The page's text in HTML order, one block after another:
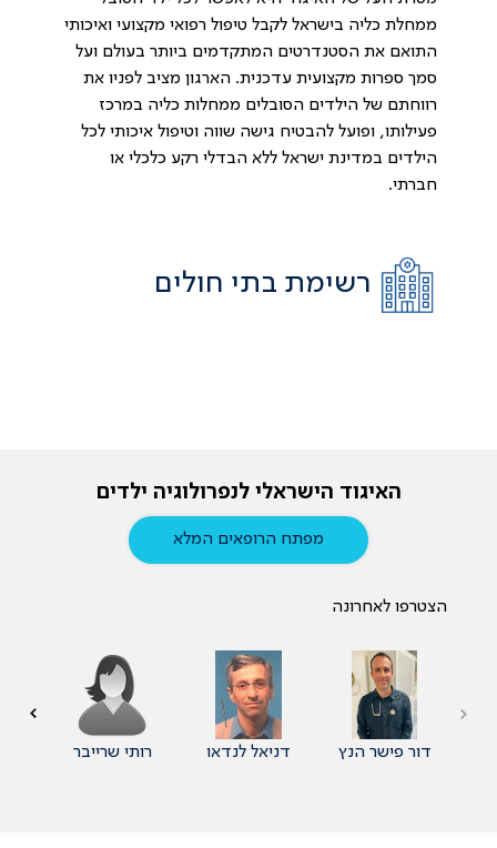
ממחלת כליה בישראל לקבל טיפול רפואי מקצועי ואיכותי
התואם את הסטנדרטים המתקדמים ביותר בעולם ועל
סמך ספרות מקצועית עדכנית. הארגון מציב לפניו את
רווחתם של הילדים הסובלים ממחלות כליה במרכז
פעילותו, ופועל להבטיח גישה שווה וטיפול איכותי לכל
הילדים במדינת ישראל ללא הבדלי רקע כלכלי או
חברתי.
רשימת בתי חולים
האיגוד הישראלי לנפרולוגיה ילדים
מפתח הרופאים המלא
הצטרפו לאחרונה
דור פישר הנץ דניאל לנדאו רותי שרייבר